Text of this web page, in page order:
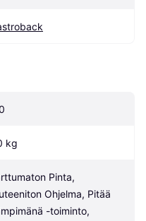
kg
Pinta,
Ohjelma, Pitää
-toiminto,